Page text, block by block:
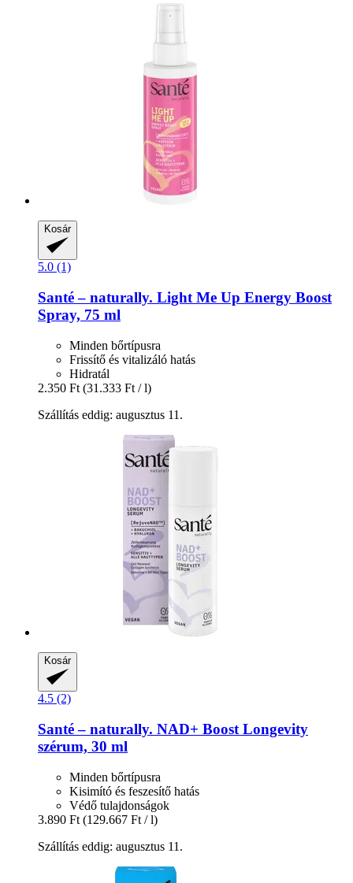
Kosár
5.0 (1)
Santé – naturally. Light Me Up Energy Boost
Spray, 75 ml
Minden bőrtípusra
Frissítő és vitalizáló hatás
Hidratál
2.350 Ft (31.333 Ft / l)
Szállítás eddig: augusztus 11.
Kosár
4.5 (2)
Santé – naturally. NAD+ Boost Longevity
szérum, 30 ml
Minden bőrtípusra
Kisimító és feszesítő hatás
Védő tulajdonságok
3.890 Ft (129.667 Ft / l)
Szállítás eddig: augusztus 11.